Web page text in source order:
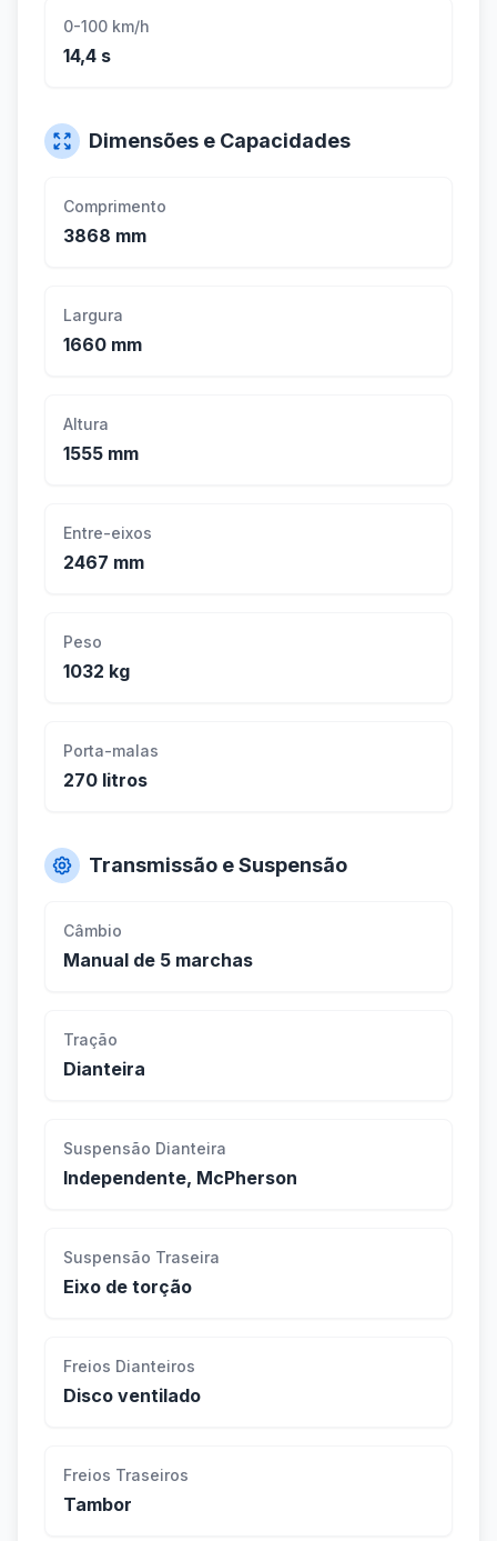
0-100 km/h
14,4 s
Dimensões e Capacidades
Comprimento
3868 mm
Largura
1660 mm
Altura
1555 mm
Entre-eixos
2467 mm
Peso
1032 kg
Porta-malas
270 litros
Transmissão e Suspensão
Câmbio
Manual de 5 marchas
Tração
Dianteira
Suspensão Dianteira
Independente, McPherson
Suspensão Traseira
Eixo de torção
Freios Dianteiros
Disco ventilado
Freios Traseiros
Tambor